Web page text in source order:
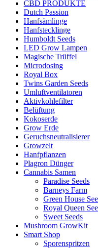
CBD PRODUKTE
Dutch Passion
Hanfsämlinge
Hanfstecklinge
Humboldt Seeds
LED Grow Lampen
Magische Trüffel
Microdosing
Royal Box
Twins Garden Seeds
Umluftventilatoren
Aktivkohlefilter
Belüftung
Kokoserde
Grow Erde
Geruchsneutralisierer
Growzelt
Hanfpflanzen
Plagron Dünger
Cannabis Samen
Paradise Seeds
Barneys Farm
Green House
Royal Queen
Sweet Seeds
Mushroom GrowKit
Smart Shop
Sporenspritzen